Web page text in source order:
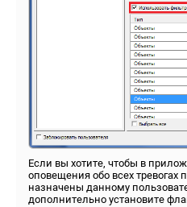
Если вы хотите, чтобы в
оповещения обо всех тревогах
назначены данному
дополнительно установите